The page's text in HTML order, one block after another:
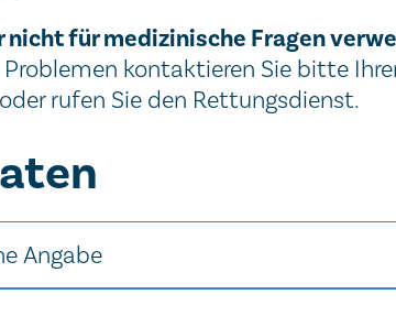
für medizinische Fragen
kontaktieren Sie bitte
rufen Sie den Rettungsdienst.